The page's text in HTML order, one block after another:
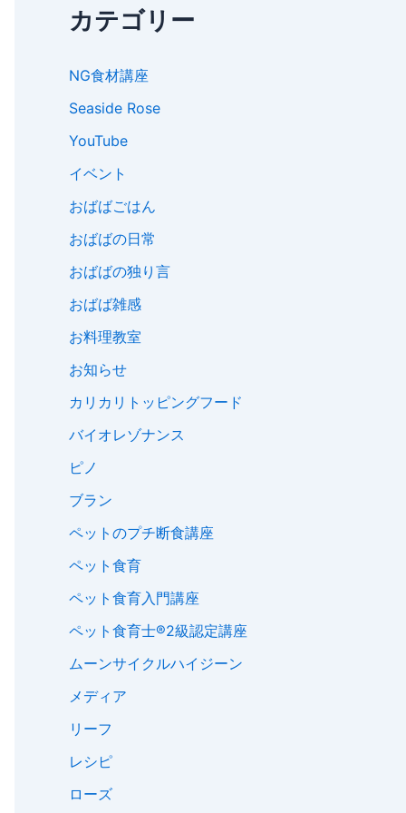
カテゴリー
NG食材講座
Seaside Rose
YouTube
イベント
おばばごはん
おばばの日常
おばばの独り言
おばば雑感
お料理教室
お知らせ
カリカリトッピングフード
バイオレゾナンス
ピノ
ブラン
ペットのプチ断食講座
ペット食育
ペット食育入門講座
ペット食育士®︎2級認定講座
ムーンサイクルハイジーン
メディア
リーフ
レシピ
ローズ